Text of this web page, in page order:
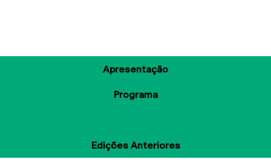
Apresentação
Programa
Edições Anteriores